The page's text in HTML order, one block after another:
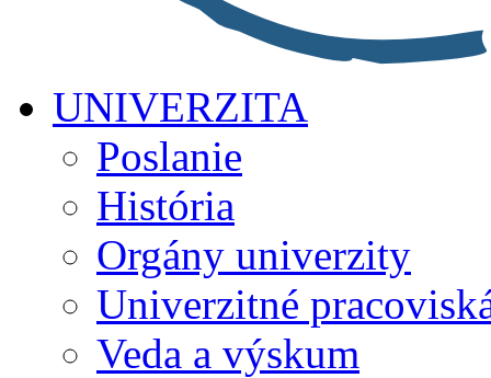
UNIVERZITA
Poslanie
História
Orgány univerzity
Univerzitné
Veda a výskum